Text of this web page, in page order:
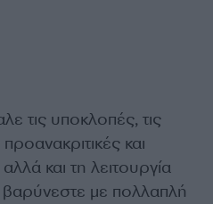
τις υποκλοπές, τις
και
και τη λειτουργία
με πολλαπλή